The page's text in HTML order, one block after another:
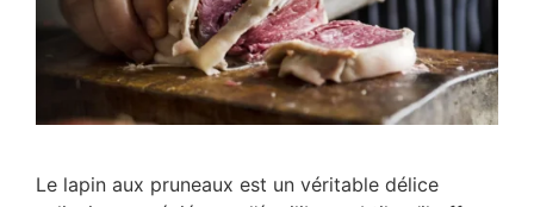
Le lapin aux pruneaux est un véritable délice